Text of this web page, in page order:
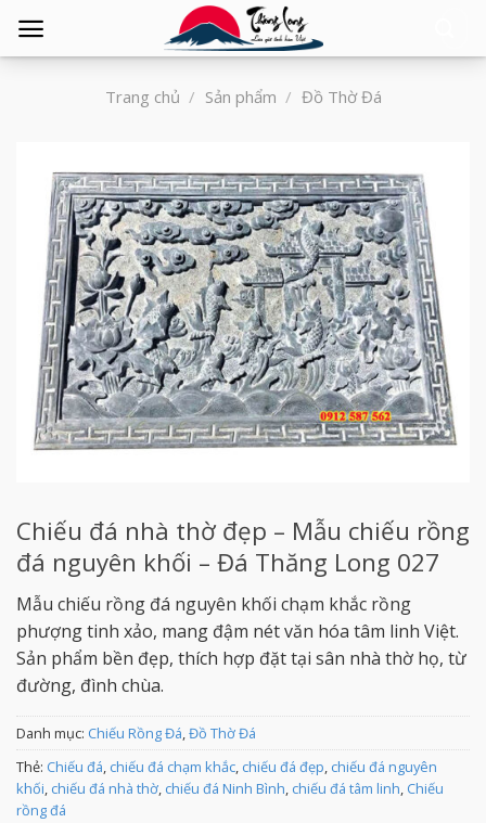
Trang chủ / Sản phẩm / Đồ Thờ Đá
Chiếu đá nhà thờ đẹp – Mẫu chiếu rồng
đá nguyên khối – Đá Thăng Long 027
Mẫu chiếu rồng đá nguyên khối chạm khắc rồng
phượng tinh xảo, mang đậm nét văn hóa tâm linh Việt.
Sản phẩm bền đẹp, thích hợp đặt tại sân nhà thờ họ, từ
đường, đình chùa.
Danh mục: Chiếu Rồng Đá,Đồ Thờ Đá
Thẻ: Chiếu đá, chiếu đá chạm khắc, chiếu đá đẹp, chiếu đá nguyên
khối, chiếu đá nhà thờ, chiếu đá Ninh Bình, chiếu đá tâm linh, Chiếu
rồng đá